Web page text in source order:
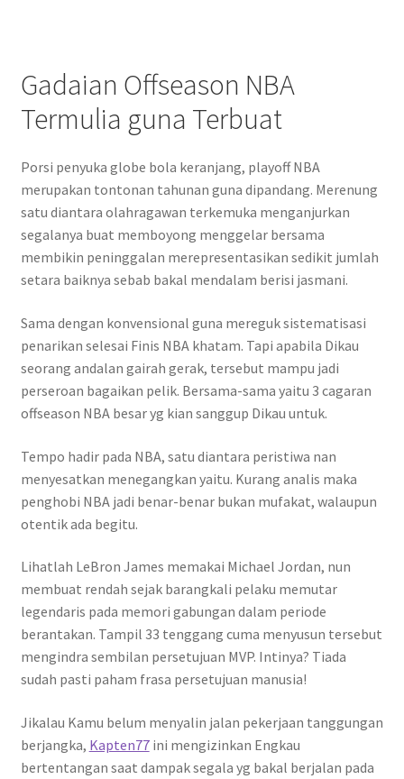
Gadaian Offseason NBA
Termulia guna Terbuat
Porsi penyuka globe bola keranjang, playoff NBA
merupakan tontonan tahunan guna dipandang. Merenung
satu diantara olahragawan terkemuka menganjurkan
segalanya buat memboyong menggelar bersama
membikin peninggalan merepresentasikan sedikit jumlah
setara baiknya sebab bakal mendalam berisi jasmani.
Sama dengan konvensional guna mereguk sistematisasi
penarikan selesai Finis NBA khatam. Tapi apabila Dikau
seorang andalan gairah gerak, tersebut mampu jadi
perseroan bagaikan pelik. Bersama-sama yaitu 3 cagaran
offseason NBA besar yg kian sanggup Dikau untuk.
Tempo hadir pada NBA, satu diantara peristiwa nan
menyesatkan menegangkan yaitu. Kurang analis maka
penghobi NBA jadi benar-benar bukan mufakat, walaupun
otentik ada begitu.
Lihatlah LeBron James memakai Michael Jordan, nun
membuat rendah sejak barangkali pelaku memutar
legendaris pada memori gabungan dalam periode
berantakan. Tampil 33 tenggang cuma menyusun tersebut
mengindra sembilan persetujuan MVP. Intinya? Tiada
sudah pasti paham frasa persetujuan manusia!
Jikalau Kamu belum menyalin jalan pekerjaan tanggungan
berjangka, Kapten77ini mengizinkan Engkau
bertentangan saat dampak segala yg bakal berjalan pada